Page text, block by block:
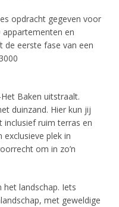
opdracht gegeven voor
appartementen en
de eerste fase van een
Baken uitstraalt.
duinzand. Hier kun jij
inclusief ruim terras en
plek in
om in zo’n
landschap. Iets
met geweldige